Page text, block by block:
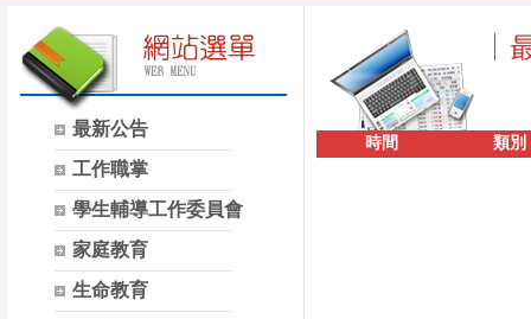
最新公告
工作職掌
學生輔導工作委員會
家庭教育
生命教育
時間 類別